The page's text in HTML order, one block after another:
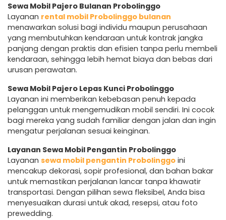
Sewa Mobil Pajero Bulanan Probolinggo
Layanan rental mobil Probolinggo bulanan
menawarkan solusi bagi individu maupun perusahaan
yang membutuhkan kendaraan untuk kontrak jangka
panjang dengan praktis dan efisien tanpa perlu membeli
kendaraan, sehingga lebih hemat biaya dan bebas dari
urusan perawatan.
Sewa Mobil Pajero Lepas Kunci Probolinggo
Layanan ini memberikan kebebasan penuh kepada
pelanggan untuk mengemudikan mobil sendiri. Ini cocok
bagi mereka yang sudah familiar dengan jalan dan ingin
mengatur perjalanan sesuai keinginan.
Layanan Sewa Mobil Pengantin Probolinggo
Layanan sewa mobil pengantin Probolinggo ini
mencakup dekorasi, sopir profesional, dan bahan bakar
untuk memastikan perjalanan lancar tanpa khawatir
transportasi. Dengan pilihan sewa fleksibel, Anda bisa
menyesuaikan durasi untuk akad, resepsi, atau foto
prewedding.